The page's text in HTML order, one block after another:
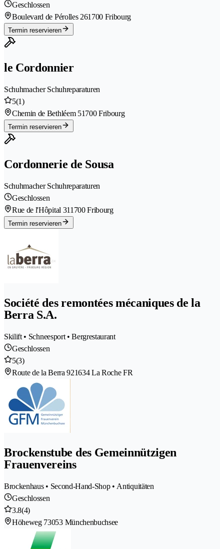
Geschlossen
Boulevard de Pérolles 261700 Fribourg
Termin reservieren
le Cordonnier
Schuhmacher Schuhreparaturen
5(1)
Chemin de Bethléem 51700 Fribourg
Termin reservieren
Cordonnerie de Sousa
Schuhmacher Schuhreparaturen
Geschlossen
Rue de l'Hôpital 311700 Fribourg
Termin reservieren
Société des remontées mécaniques de la
Berra S.A.
Skilift • Schneesport • Bergrestaurant
Geschlossen
5(3)
Route de la Berra 921634 La Roche FR
Brockenstube des Gemeinnützigen
Frauenvereins
Brockenhaus • Second-Hand-Shop • Antiquitäten
Geschlossen
3.8(4)
Höheweg 73053 Münchenbuchsee